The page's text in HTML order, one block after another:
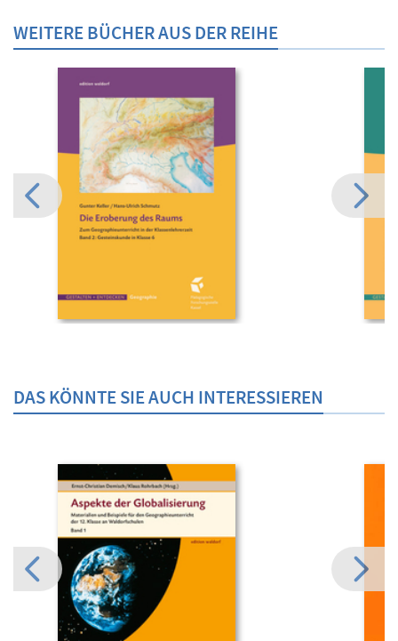
WEITERE BÜCHER AUS DER REIHE
DAS KÖNNTE SIE AUCH INTERESSIEREN